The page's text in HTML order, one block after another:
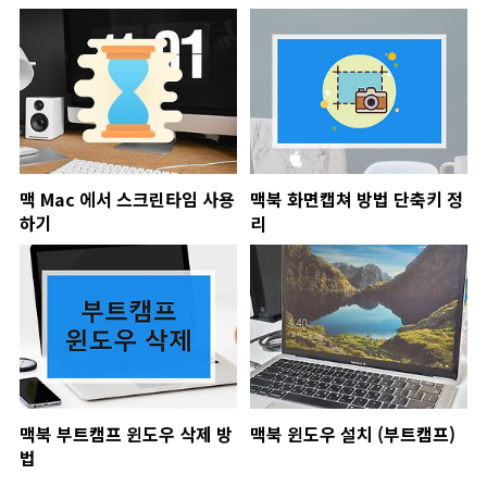
맥 Mac 에서 스크린타임 사용
하기
맥북 화면캡쳐 방법 단축키 정
리
맥북 부트캠프 윈도우 삭제 방
법
맥북 윈도우 설치 (부트캠프)